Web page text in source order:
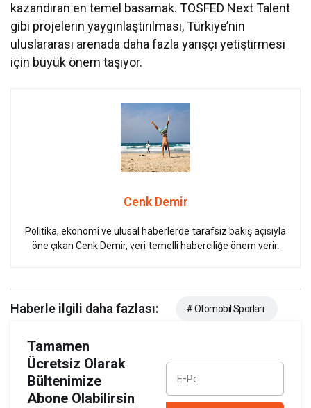
kazandıran en temel basamak. TOSFED Next Talent
gibi projelerin yaygınlaştırılması, Türkiye’nin
uluslararası arenada daha fazla yarışçı yetiştirmesi
için büyük önem taşıyor.
Cenk Demir
Politika, ekonomi ve ulusal haberlerde tarafsız bakış açısıyla
öne çıkan Cenk Demir, veri temelli haberciliğe önem verir.
Haberle ilgili daha fazlası: # Otomobil Sporları
Tamamen
Ücretsiz Olarak
Bültenimize
Abone Olabilirsin